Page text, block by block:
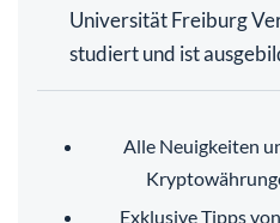
Universität Freiburg
studiert und ist
Alle Neuigkeiten
Exklusive Tipps